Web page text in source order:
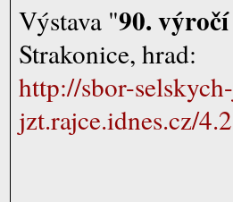
Výstava "90.
Strakonice, hrad:
http://sbor-
jzt.rajce.idnes.cz/